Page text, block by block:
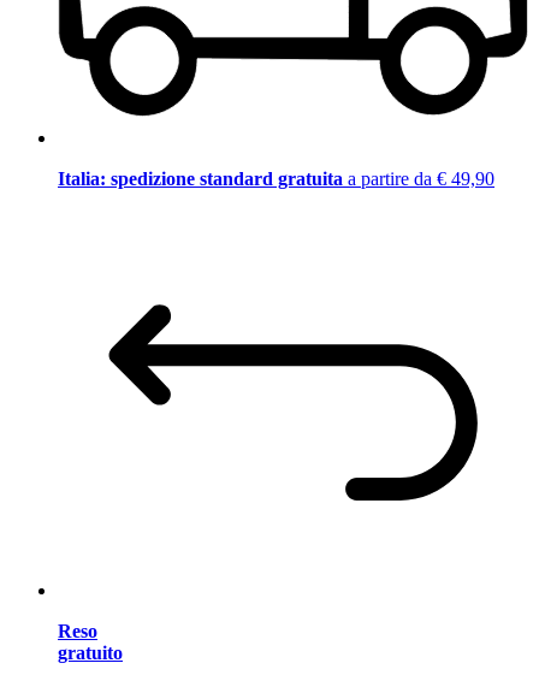
Italia: spedizione standard gratuita a partire da € 49,90
Reso
gratuito